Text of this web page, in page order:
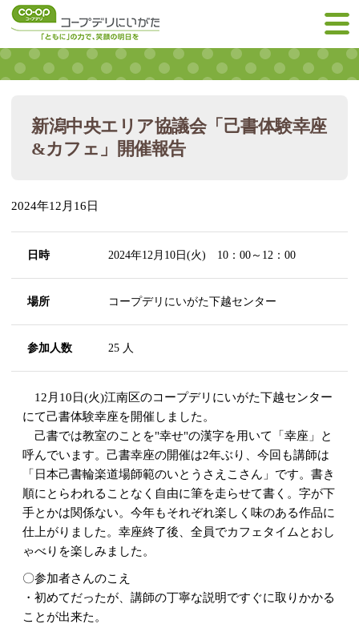
新潟中央エリア協議会「己書体験幸座
&カフェ」開催報告
2024年12月16日
日時 2024年12月10日(火) 10：00～12：00
場所 コープデリにいがた下越センター
参加人数 25 人
12月10日(火)江南区のコープデリにいがた下越センター
にて己書体験幸座を開催しました。
己書では教室のことを"幸せ"の漢字を用いて「幸座」と
呼んでいます。己書幸座の開催は2年ぶり、今回も講師は
「日本己書輪楽道場師範のいとうさえこさん」です。書き
順にとらわれることなく自由に筆を走らせて書く。字が下
手とかは関係ない。今年もそれぞれ楽しく味のある作品に
仕上がりました。幸座終了後、全員でカフェタイムとおし
ゃべりを楽しみました。
〇参加者さんのこえ
・初めてだったが、講師の丁寧な説明ですぐに取りかかる
ことが出来た。